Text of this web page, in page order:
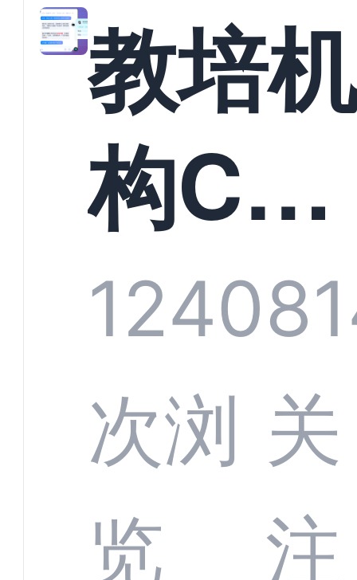
教培机
构
系统头
部供应
商深度
1240
次浏
览
关
注